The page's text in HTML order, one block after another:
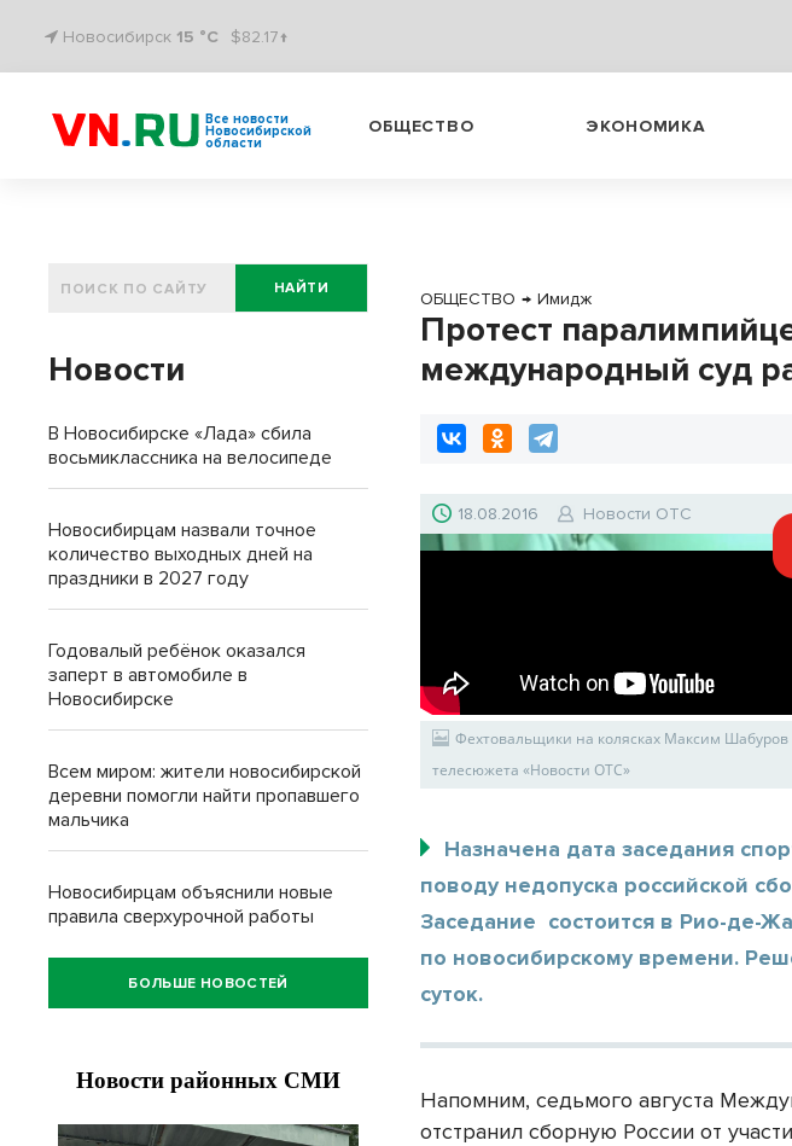
Новосибирск 15 °C $82.17↑
Все новости
Новосибирской
области
ОБЩЕСТВО ЭКОНОМИКА
ОБЩЕСТВО → Имидж
Протест
международный суд
18.08.2016 Новости ОТС
Фехтовальщики на колясках Максим
телесюжета «Новости ОТС»
Назначена дата заседания
поводу недопуска российской
Заседание состоится в Рио-де-
по новосибирскому времени.
суток.
Напомним, седьмого августа
отстранил сборную России от
НАЙТИ
Новости
В Новосибирске «Лада» сбила
восьмиклассника на велосипеде
Новосибирцам назвали точное
количество выходных дней на
праздники в 2027 году
Годовалый ребёнок оказался
заперт в автомобиле в
Новосибирске
Всем миром: жители новосибирской
деревни помогли найти пропавшего
мальчика
Новосибирцам объяснили новые
правила сверхурочной работы
БОЛЬШЕ НОВОСТЕЙ